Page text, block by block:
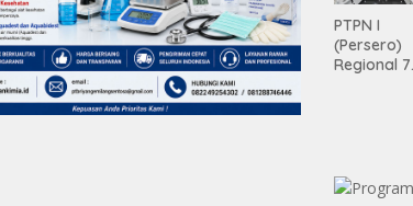
PTPN I
(Persero)
Regional 7